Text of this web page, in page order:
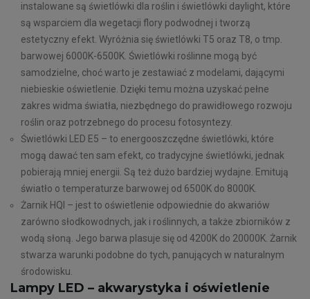
instalowane są świetlówki dla roślin i świetlówki daylight, które
są wsparciem dla wegetacji flory podwodnej i tworzą
estetyczny efekt. Wyróżnia się świetlówki T5 oraz T8, o tmp.
barwowej 6000K-6500K. Świetlówki roślinne mogą być
samodzielne, choć warto je zestawiać z modelami, dającymi
niebieskie oświetlenie. Dzięki temu można uzyskać pełne
zakres widma światła, niezbędnego do prawidłowego rozwoju
roślin oraz potrzebnego do procesu fotosyntezy.
Świetlówki LED E5 – to energooszczędne świetlówki, które
mogą dawać ten sam efekt, co tradycyjne świetlówki, jednak
pobierają mniej energii. Są też dużo bardziej wydajne. Emitują
światło o temperaturze barwowej od 6500K do 8000K.
Żarnik HQI – jest to oświetlenie odpowiednie do akwariów
zarówno słodkowodnych, jak i roślinnych, a także zbiorników z
wodą słoną. Jego barwa plasuje się od 4200K do 20000K. Żarnik
stwarza warunki podobne do tych, panujących w naturalnym
środowisku.
Lampy LED – akwarystyka i oświetlenie